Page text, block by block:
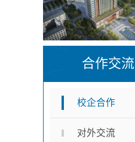
合作交流
校企合作
对外交流